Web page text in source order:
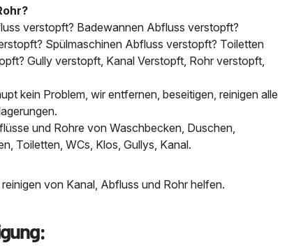
verstopft? Badewannen Abfluss verstopft?
Spülmaschinen Abfluss verstopft? Toiletten
Gully verstopft, Kanal Verstopft, Rohr verstopft,
kein Problem, wir entfernen, beseitigen, reinigen alle
und Rohre von Waschbecken, Duschen,
Toiletten, WCs, Klos, Gullys, Kanal.
von Kanal, Abfluss und Rohr helfen.